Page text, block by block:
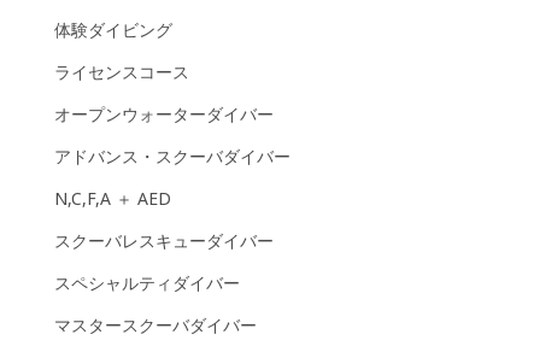
体験ダイビング
ライセンスコース
オープンウォーターダイバー
アドバンス・スクーバダイバー
N,C,F,A ＋ AED
スクーバレスキューダイバー
スペシャルティダイバー
マスタースクーバダイバー